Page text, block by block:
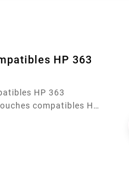
HP 363
HP 363
compatibles HP
vos besoins
exceptionnelle. Ce
: cyan, magenta,